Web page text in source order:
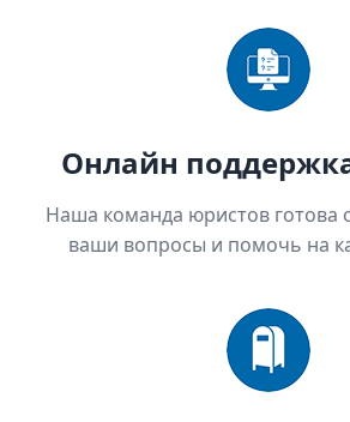
Онлайн
Наша команда юристов готова
ваши вопросы и помочь на